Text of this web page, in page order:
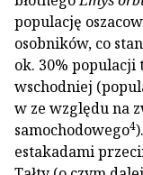
populację
osobników, co
ok. 30% populacji
wschodniej
w ze względu na
samochodowego4
estakadami